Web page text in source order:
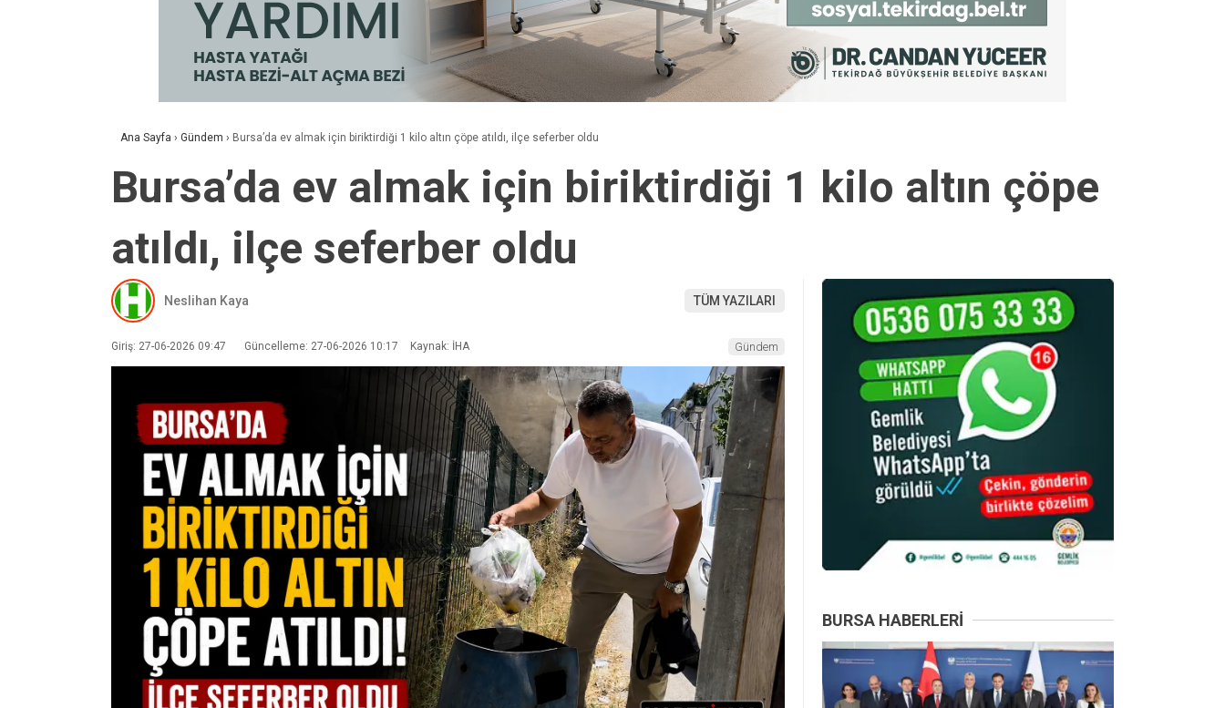
Ana Sayfa › Gündem › Bursa’da ev almak için biriktirdiği 1 kilo altın çöpe atıldı, ilçe seferber oldu
Bursa’da ev almak için biriktirdiği 1 kilo altın çöpe
atıldı, ilçe seferber oldu
Neslihan Kaya TÜM YAZILARI
Giriş: 27-06-2026 09:47 Güncelleme: 27-06-2026 10:17 Kaynak: İHA Gündem
BURSA HABERLERI